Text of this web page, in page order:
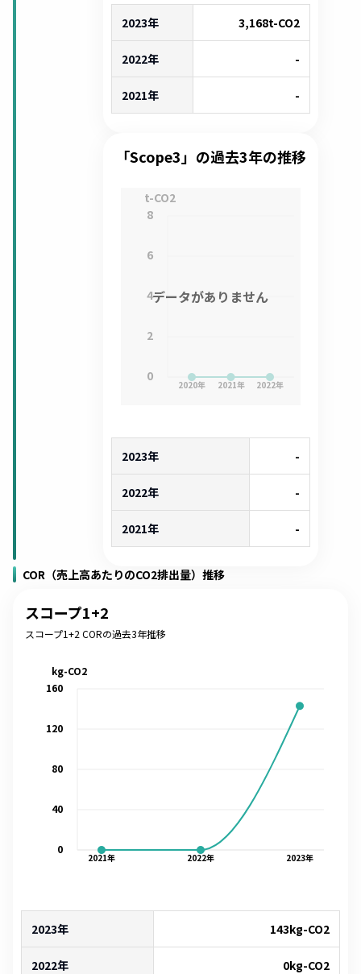
2023年 3,168t-CO2
2022年 -
2021年 -
「Scope3」の過去3年の推移
2020年 2021年 2022年
0
2
4
6
8
t-CO2
データがありません
2023年 -
2022年 -
2021年 -
COR（売上高あたりのCO2排出量）推移
スコープ1+2
スコープ1+2 CORの過去3年推移
2021年 2022年 2023年
0
40
80
120
160
kg-CO2
2023年 143kg-CO2
2022年 0kg-CO2